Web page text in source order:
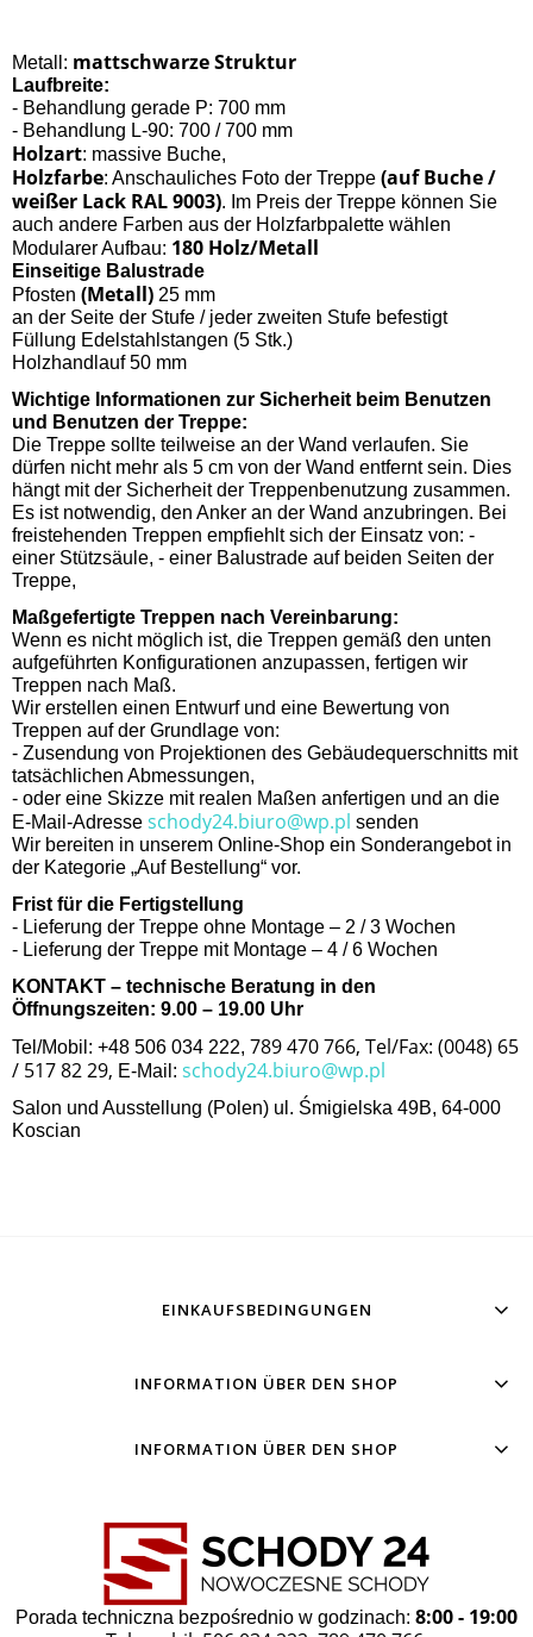
Metall: mattschwarze Struktur
Laufbreite:
- Behandlung gerade P: 700 mm
- Behandlung L-90: 700 / 700 mm
Holzart: massive Buche,
Holzfarbe: Anschauliches Foto der Treppe (auf Buche /
weißer Lack RAL 9003). Im Preis der Treppe können Sie
auch andere Farben aus der Holzfarbpalette wählen
Modularer Aufbau: 180 Holz/Metall
Einseitige Balustrade
Pfosten (Metall) 25 mm
an der Seite der Stufe / jeder zweiten Stufe befestigt
Füllung Edelstahlstangen (5 Stk.)
Holzhandlauf 50 mm
Wichtige Informationen zur Sicherheit beim Benutzen
und Benutzen der Treppe:
Die Treppe sollte teilweise an der Wand verlaufen. Sie
dürfen nicht mehr als 5 cm von der Wand entfernt sein. Dies
hängt mit der Sicherheit der Treppenbenutzung zusammen.
Es ist notwendig, den Anker an der Wand anzubringen. Bei
freistehenden Treppen empfiehlt sich der Einsatz von: -
einer Stützsäule, - einer Balustrade auf beiden Seiten der
Treppe,
Maßgefertigte Treppen nach Vereinbarung:
Wenn es nicht möglich ist, die Treppen gemäß den unten
aufgeführten Konfigurationen anzupassen, fertigen wir
Treppen nach Maß.
Wir erstellen einen Entwurf und eine Bewertung von
Treppen auf der Grundlage von:
- Zusendung von Projektionen des Gebäudequerschnitts mit
tatsächlichen Abmessungen,
- oder eine Skizze mit realen Maßen anfertigen und an die
E-Mail-Adresse schody24.biuro@wp.pl senden
Wir bereiten in unserem Online-Shop ein Sonderangebot in
der Kategorie „Auf Bestellung“ vor.
Frist für die Fertigstellung
- Lieferung der Treppe ohne Montage – 2 / 3 Wochen
- Lieferung der Treppe mit Montage – 4 / 6 Wochen
KONTAKT – technische Beratung in den
Öffnungszeiten: 9.00 – 19.00 Uhr
Tel/Mobil: +48 506 034 222, 789 470 766, Tel/Fax: (0048) 65
/ 517 82 29, E-Mail: schody24.biuro@wp.pl
Salon und Ausstellung (Polen) ul. Śmigielska 49B, 64-000
Koscian
EINKAUFSBEDINGUNGEN
INFORMATION ÜBER DEN SHOP
INFORMATION ÜBER DEN SHOP
Porada techniczna bezpośrednio w godzinach: 8:00 - 19:00